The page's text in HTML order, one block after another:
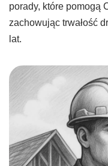
porady, które pomogą
zachowując trwałość
lat.